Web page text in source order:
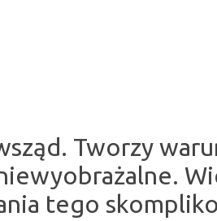
Tworzy
tego